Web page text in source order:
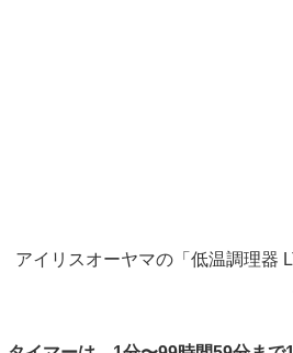
アイリスオーヤマの「低温調理器